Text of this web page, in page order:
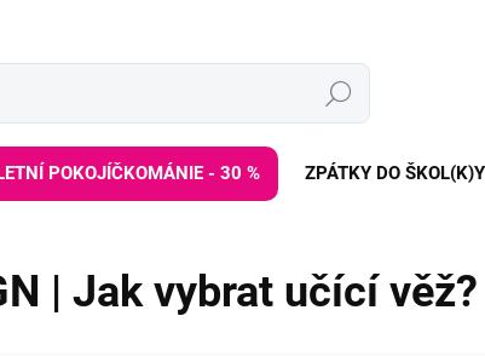
Hledat
POKOJÍČKOMÁNIE - 30 % ZPÁTKY DO
| Jak vybrat učící věž?